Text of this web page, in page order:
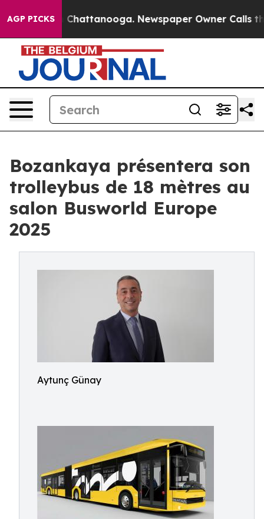
AGP PICKS
in Chattanooga. Newspaper Owner Calls the
Bozankaya présentera son
trolleybus de 18 mètres au
salon Busworld Europe
2025
Aytunç Günay